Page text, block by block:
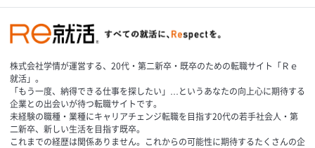
株式会社学情が運営する、20代・第二新卒・既卒のための転職サイト「Ｒｅ
就活」。
「もう一度、納得できる仕事を探したい」…というあなたの向上心に期待する
企業との出会いが待つ転職サイトです。
未経験の職種・業種にキャリアチェンジ転職を目指す20代の若手社会人・第
二新卒、新しい生活を目指す既卒。
これまでの経歴は関係ありません。これからの可能性に期待するたくさんの企